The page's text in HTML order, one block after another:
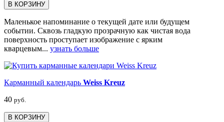
В КОРЗИНУ
Маленькое напоминание о текущей дате или будущем
событии. Сквозь гладкую прозрачную как чистая вода
поверхность проступает изображение с ярким
кварцевым... узнать больше
Карманный календарь Weiss Kreuz
40 руб.
В КОРЗИНУ